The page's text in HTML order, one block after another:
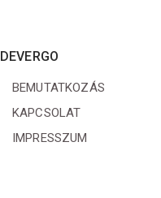
DEVERGO
BEMUTATKOZÁS
KAPCSOLAT
IMPRESSZUM